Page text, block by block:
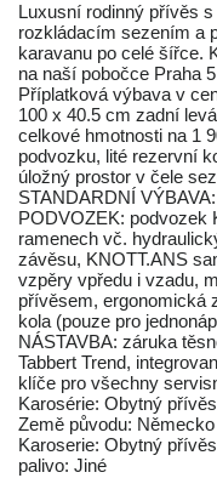
Luxusní rodinný přívěs
rozkládacím sezením a
karavanu po celé šířce.
na naší pobočce Praha
Příplatková výbava v
100 x 40.5 cm zadní
celkové hmotnosti na 1
podvozku, lité rezervní
úložný prostor v čele
STANDARDNÍ VÝBAVA:
PODVOZEK: podvozek
ramenech vč.
závěsu, KNOTT.ANS
vzpěry vpředu i vzadu,
přívěsem, ergonomická
kola (pouze pro
NÁSTAVBA: záruka
Tabbert Trend,
klíče pro všechny
Karosérie: Obytný přívěs
Země původu: Německo
Karoserie: Obytný přívěs
palivo: Jiné